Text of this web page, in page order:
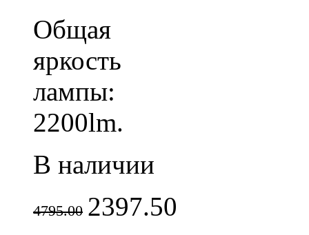
Общая
яркость
лампы:
2200lm.
В наличии
4795.00 2397.50